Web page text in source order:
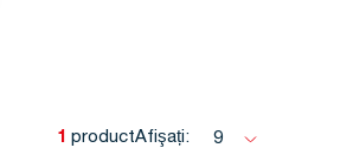
1 productAfişați: 9